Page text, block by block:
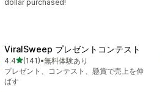
dollar purchased!
ViralSweep プレゼントコンテスト
4.45つ星中
(141)
合計レビュー数：141件
•無料体験あり
プレゼント、コンテスト、懸賞で売上を伸
ばす